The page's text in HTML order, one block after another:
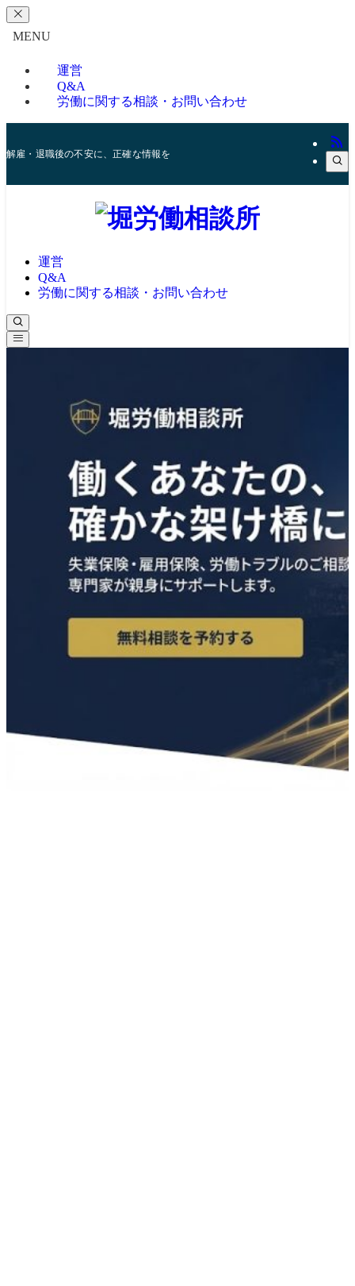
MENU
運営
Q&A
労働に関する相談・お問い合わせ
解雇・退職後の不安に、正確な情報を
運営
Q&A
労働に関する相談・お問い合わせ